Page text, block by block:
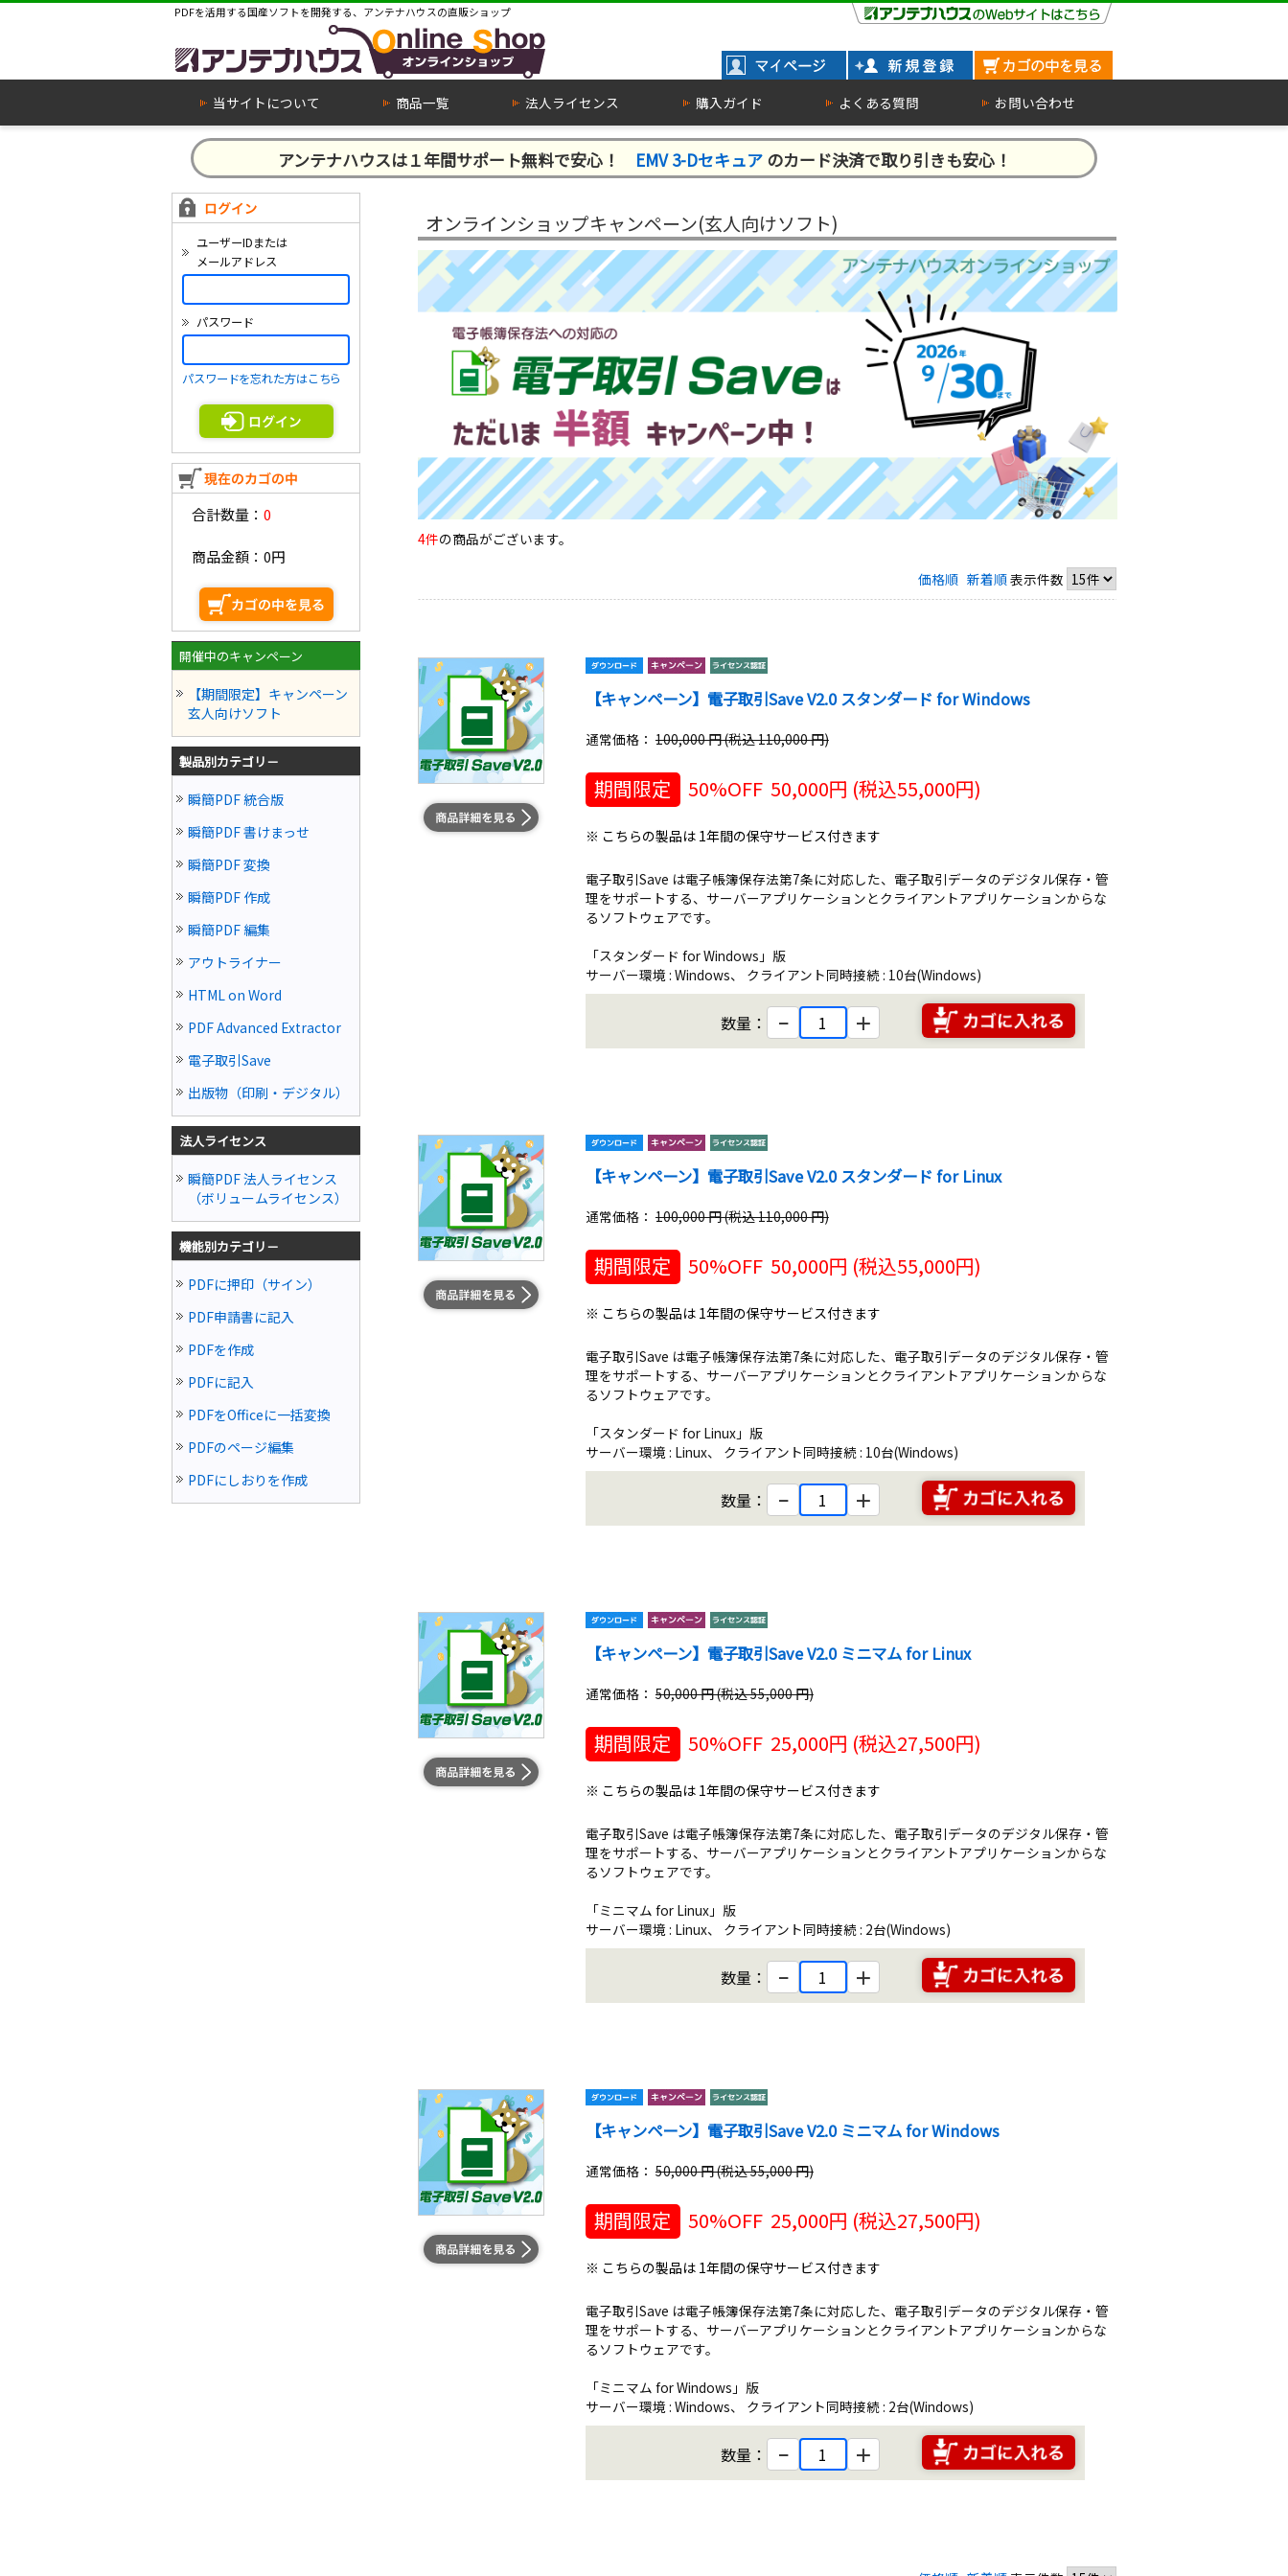
PDFを活用する国産ソフトを開発する、アンテナハウスの直販ショップ
当サイトについて 商品一覧 法人ライセンス 購入ガイド よくある質問 お問い合わせ
アンテナハウスは１年間サポート無料で安心！ EMV 3-Dセキュアのカード決済で取り引きも安心！
ユーザーIDまたは
メールアドレス
パスワード
パスワードを忘れた方はこちら
合計数量： 0
商品金額： 0円
開催中のキャンペーン
【期間限定】キャンペーン
玄人向けソフト
製品別カテゴリ－
瞬簡PDF 統合版
瞬簡PDF 書けまっせ
瞬簡PDF 変換
瞬簡PDF 作成
瞬簡PDF 編集
アウトライナー
HTML on Word
PDF Advanced Extractor
電子取引Save
出版物（印刷・デジタル）
法人ライセンス
瞬簡PDF 法人ライセンス
（ボリュームライセンス）
機能別カテゴリ－
PDFに押印（サイン）
PDF申請書に記入
PDFを作成
PDFに記入
PDFをOfficeに一括変換
PDFのページ編集
PDFにしおりを作成
オンラインショップキャンペーン(玄人向けソフト)
4件の商品がございます。
価格順 新着順表示件数
【キャンペーン】電子取引Save V2.0 スタンダード for Windows
通常価格： 100,000 円 (税込 110,000 円)
期間限定 50%OFF 50,000円 (税込55,000円)
※ こちらの製品は 1年間の保守サービス付きます
電子取引Save は電子帳簿保存法第7条に対応した、電子取引データのデジタル保存・管
理をサポートする、サーバーアプリケーションとクライアントアプリケーションからな
るソフトウェアです。
「スタンダード for Windows」版
サーバー環境 : Windows、 クライアント同時接続 : 10台(Windows)
数量： − ＋
【キャンペーン】電子取引Save V2.0 スタンダード for Linux
通常価格： 100,000 円 (税込 110,000 円)
期間限定 50%OFF 50,000円 (税込55,000円)
※ こちらの製品は 1年間の保守サービス付きます
電子取引Save は電子帳簿保存法第7条に対応した、電子取引データのデジタル保存・管
理をサポートする、サーバーアプリケーションとクライアントアプリケーションからな
るソフトウェアです。
「スタンダード for Linux」版
サーバー環境 : Linux、 クライアント同時接続 : 10台(Windows)
数量： − ＋
【キャンペーン】電子取引Save V2.0 ミニマム for Linux
通常価格： 50,000 円 (税込 55,000 円)
期間限定 50%OFF 25,000円 (税込27,500円)
※ こちらの製品は 1年間の保守サービス付きます
電子取引Save は電子帳簿保存法第7条に対応した、電子取引データのデジタル保存・管
理をサポートする、サーバーアプリケーションとクライアントアプリケーションからな
るソフトウェアです。
「ミニマム for Linux」版
サーバー環境 : Linux、 クライアント同時接続 : 2台(Windows)
数量： − ＋
【キャンペーン】電子取引Save V2.0 ミニマム for Windows
通常価格： 50,000 円 (税込 55,000 円)
期間限定 50%OFF 25,000円 (税込27,500円)
※ こちらの製品は 1年間の保守サービス付きます
電子取引Save は電子帳簿保存法第7条に対応した、電子取引データのデジタル保存・管
理をサポートする、サーバーアプリケーションとクライアントアプリケーションからな
るソフトウェアです。
「ミニマム for Windows」版
サーバー環境 : Windows、 クライアント同時接続 : 2台(Windows)
数量： − ＋